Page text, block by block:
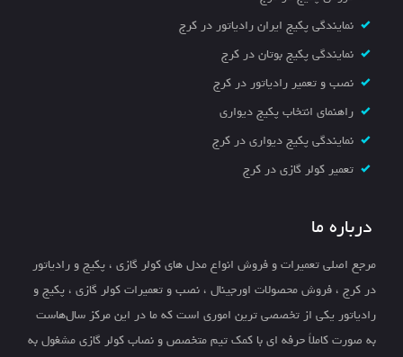
نمایندگی پکیج ایران رادیاتور در کرج
نمایندگی پکیج بوتان در کرج
نصب و تعمیر رادیاتور در کرج
راهنمای انتخاب پکیج دیواری
نمایندگی پکیج دیواری در کرج
تعمیر کولر گازی در کرج
درباره ما
مرجع اصلی تعمیرات و فروش انواع مدل های کولر گازی ، پکیج و رادیاتور
در کرج ، فروش محصولات اورجینال ، نصب و تعمیرات کولر گازی ، پکیج و
رادیاتور یکی از تخصصی ترین اموری است که ما در این مرکز سال‌هاست
به صورت کاملاً حرفه ای با کمک تیم متخصص و نصاب کولر گازی مشغول به